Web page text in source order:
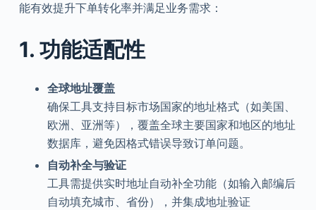
能有效提升下单转化率并满足业务需求：
1. 功能适配性
全球地址覆盖
确保工具支持目标市场国家的地址格式（如美国、
欧洲、亚洲等），覆盖全球主要国家和地区的地址
数据库，避免因格式错误导致订单问题。
自动补全与验证
工具需提供实时地址自动补全功能（如输入邮编后
自动填充城市、省份），并集成地址验证